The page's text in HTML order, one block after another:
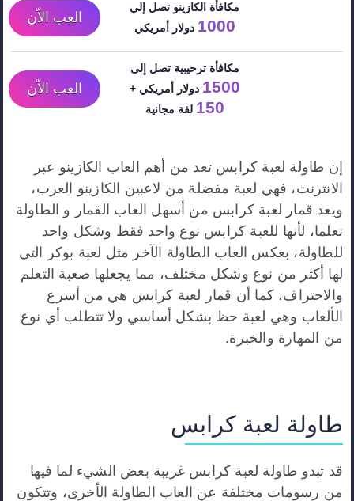
مكافأة الكازينو تصل إلى
1000 دولار أمريكي
العب الاّن
مكافأة ترحيبية تصل إلى
1500 دولار أمريكي +
150 لفة مجانية
العب الاّن
إن طاولة لعبة كرابس تعد من أهم العاب الكازينو عبر
الانترنت، فهي لعبة مفضلة من لاعبين الكازينو العرب،
ويعد قمار لعبة كرابس من أسهل العاب القمار و الطاولة
تعلما، لأنها للعبة كرابس نوع واحد فقط وشكل واحد
للطاولة، بعكس العاب الطاولة الآخر مثل لعبة بوكر التي
لها أكثر من نوع وشكل مختلف، مما يجعلها صعبة التعلم
والاحتراف، كما أن قمار لعبة كرابس هي من أسرع
الألعاب وهي لعبة حظ بشكل أساسي ولا تتطلب أي نوع
من المهارة والخبرة.
طاولة لعبة كرابس
قد تبدو طاولة لعبة كرابس غريبة بعض الشيء لما فيها
من رسومات مختلفة عن العاب الطاولة الأخرى، وتتكون